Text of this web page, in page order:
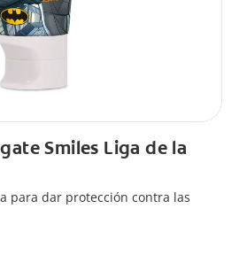
Smiles Liga de la
para dar protección contra las